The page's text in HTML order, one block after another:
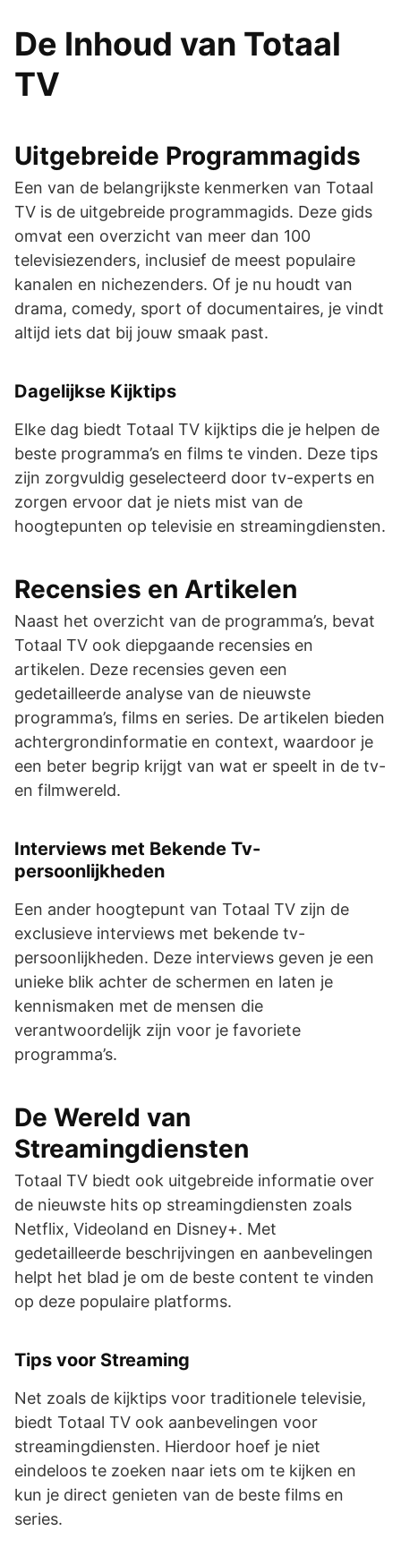
De Inhoud van Totaal
TV
Uitgebreide Programmagids
Een van de belangrijkste kenmerken van Totaal
TV is de uitgebreide programmagids. Deze gids
omvat een overzicht van meer dan 100
televisiezenders, inclusief de meest populaire
kanalen en nichezenders. Of je nu houdt van
drama, comedy, sport of documentaires, je vindt
altijd iets dat bij jouw smaak past.
Dagelijkse Kijktips
Elke dag biedt Totaal TV kijktips die je helpen de
beste programma’s en films te vinden. Deze tips
zijn zorgvuldig geselecteerd door tv-experts en
zorgen ervoor dat je niets mist van de
hoogtepunten op televisie en streamingdiensten.
Recensies en Artikelen
Naast het overzicht van de programma’s, bevat
Totaal TV ook diepgaande recensies en
artikelen. Deze recensies geven een
gedetailleerde analyse van de nieuwste
programma’s, films en series. De artikelen bieden
achtergrondinformatie en context, waardoor je
een beter begrip krijgt van wat er speelt in de tv-
en filmwereld.
Interviews met Bekende Tv-
persoonlijkheden
Een ander hoogtepunt van Totaal TV zijn de
exclusieve interviews met bekende tv-
persoonlijkheden. Deze interviews geven je een
unieke blik achter de schermen en laten je
kennismaken met de mensen die
verantwoordelijk zijn voor je favoriete
programma’s.
De Wereld van
Streamingdiensten
Totaal TV biedt ook uitgebreide informatie over
de nieuwste hits op streamingdiensten zoals
Netflix, Videoland en Disney+. Met
gedetailleerde beschrijvingen en aanbevelingen
helpt het blad je om de beste content te vinden
op deze populaire platforms.
Tips voor Streaming
Net zoals de kijktips voor traditionele televisie,
biedt Totaal TV ook aanbevelingen voor
streamingdiensten. Hierdoor hoef je niet
eindeloos te zoeken naar iets om te kijken en
kun je direct genieten van de beste films en
series.